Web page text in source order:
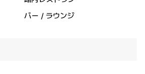
バー / ラウンジ